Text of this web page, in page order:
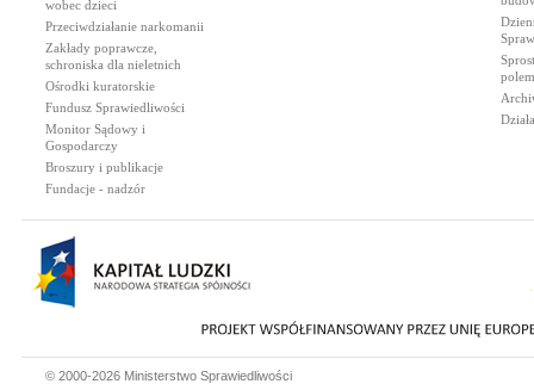
wobec dzieci
Przeciwdziałanie narkomanii
Zakłady poprawcze,
schroniska dla nieletnich
Ośrodki kuratorskie
Fundusz Sprawiedliwości
Monitor Sądowy i
Gospodarczy
Broszury i publikacje
Fundacje - nadzór
© 2000-2026 Ministerstwo Sprawiedliwości